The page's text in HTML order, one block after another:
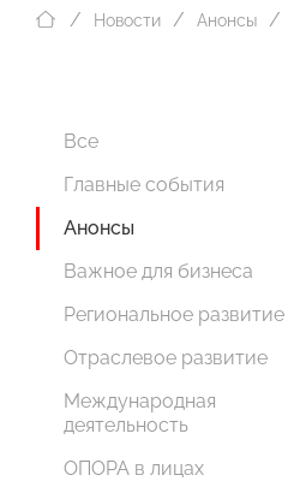
Новости Анонсы
Все
Главные события
Анонсы
Важное для бизнеса
Региональное развитие
Отраслевое развитие
Международная
деятельность
ОПОРА в лицах